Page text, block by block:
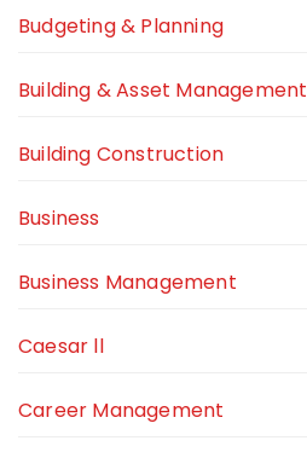
Budgeting & Planning
Building & Asset Management
Building Construction
Business
Business Management
Caesar ll
Career Management